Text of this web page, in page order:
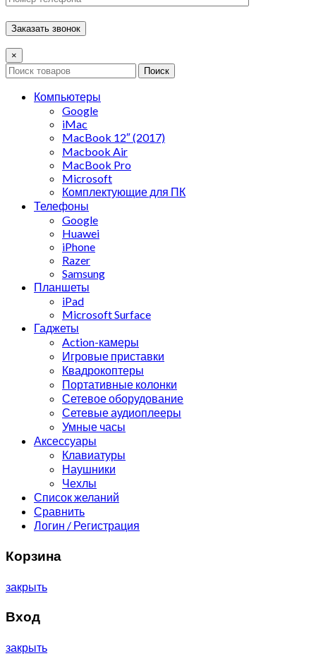
×
Поиск
Компьютеры
Google
iMac
MacBook 12″ (2017)
Macbook Air
MacBook Pro
Microsoft
Комплектующие для ПК
Телефоны
Google
Huawei
iPhone
Razer
Samsung
Планшеты
iPad
Microsoft Surface
Гаджеты
Action-камеры
Игровые приставки
Квадрокоптеры
Портативные колонки
Сетевое оборудование
Сетевые аудиоплееры
Умные часы
Аксессуары
Клавиатуры
Наушники
Чехлы
Список желаний
Сравнить
Логин / Регистрация
Корзина
закрыть
Вход
закрыть